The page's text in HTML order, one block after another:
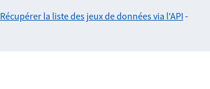
Récupérer la liste des jeux de données via l'API -